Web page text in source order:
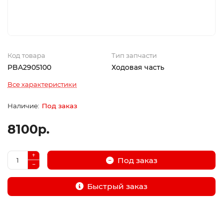
Код товара
PBA2905100
Тип запчасти
Ходовая часть
Все характеристики
Под заказ
8100р.
Под заказ
Быстрый заказ